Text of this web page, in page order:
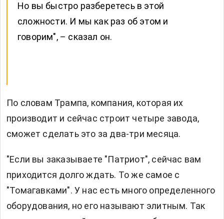
Но вы быстро разберетесь в этой
сложности. И мы как раз об этом и
говорим", – сказал он.
По словам Трампа, компания, которая их
производит и сейчас строит четыре завода,
сможет сделать это за два-три месяца.
"Если вы заказываете "Патриот", сейчас вам
приходится долго ждать. То же самое с
"Томагавками". У нас есть много определенного
оборудования, но его называют элитным. Так